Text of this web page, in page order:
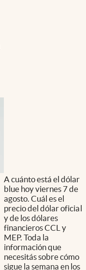
A cuánto está el dólar
blue hoy viernes 7 de
agosto. Cuál es el
precio del dólar oficial
y de los dólares
financieros CCL y
MEP. Toda la
información que
necesitás sobre cómo
sigue la semana en los